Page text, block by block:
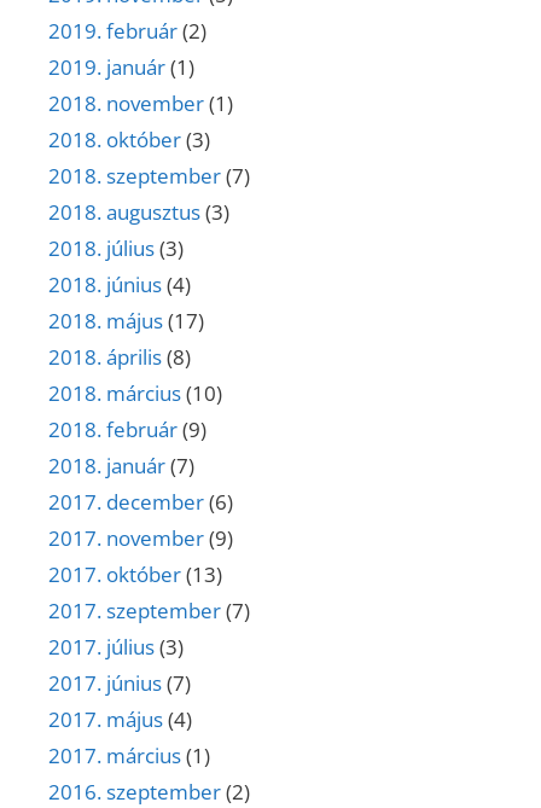
2019. február(2)
2019. január(1)
2018. november(1)
2018. október(3)
2018. szeptember(7)
2018. augusztus(3)
2018. július(3)
2018. június(4)
2018. május(17)
2018. április(8)
2018. március(10)
2018. február(9)
2018. január(7)
2017. december(6)
2017. november(9)
2017. október(13)
2017. szeptember(7)
2017. július(3)
2017. június(7)
2017. május(4)
2017. március(1)
2016. szeptember(2)